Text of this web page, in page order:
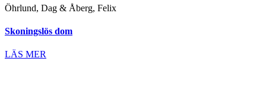
Öhrlund, Dag & Åberg, Felix
Skoningslös dom
LÄS MER